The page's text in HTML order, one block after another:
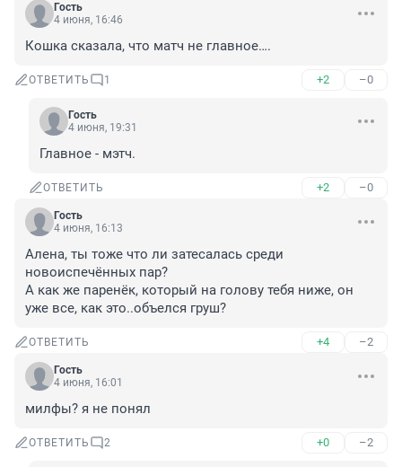
Гость
4 июня, 16:46
Кошка сказала, что матч не главное….
ОТВЕТИТЬ 1 +2 –0
Гость
4 июня, 19:31
Главное - мэтч.
ОТВЕТИТЬ +2 –0
Гость
4 июня, 16:13
Алена, ты тоже что ли затесалась среди
новоиспечённых пар?
А как же паренёк, который на голову тебя ниже, он
уже все, как это..объелся груш?
ОТВЕТИТЬ +4 –2
Гость
4 июня, 16:01
милфы? я не понял
ОТВЕТИТЬ 2 +0 –2